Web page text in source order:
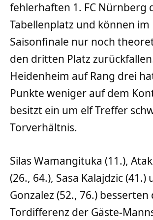
fehlerhaften 1. FC Nürnberg
Tabellenplatz und können im
Saisonfinale nur noch
den dritten Platz
Heidenheim auf Rang drei
Punkte weniger auf dem
besitzt ein um elf Treffer
Torverhältnis.
Silas Wamangituka (11.),
(26., 64.), Sasa Kalajdzic (41.)
Gonzalez (52., 76.) besserten
Tordifferenz der Gäste-